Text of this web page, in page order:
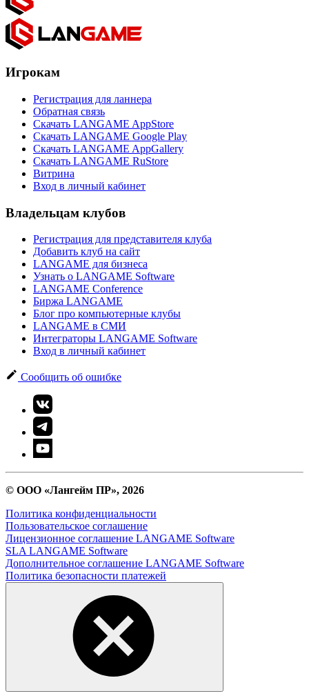
Игрокам
Регистрация для ланнера
Обратная связь
Скачать LANGAME AppStore
Скачать LANGAME Google Play
Скачать LANGAME AppGallery
Скачать LANGAME RuStore
Витрина
Вход в личный кабинет
Владельцам клубов
Регистрация для представителя клуба
Добавить клуб на сайт
LANGAME для бизнеса
Узнать о LANGAME Software
LANGAME Conference
Биржа LANGAME
Блог про компьютерные клубы
LANGAME в СМИ
Интеграторы LANGAME Software
Вход в личный кабинет
Сообщить об ошибке
© ООО «Лангейм ПР», 2026
Политика конфиденциальности
Пользовательское соглашение
Лицензионное соглашение LANGAME Software
SLA LANGAME Software
Дополнительное соглашение LANGAME Software
Политика безопасности платежей